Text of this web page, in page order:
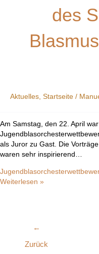
des
Aktuelles, Startseite /
Am Samstag, den 22. April
als Juror zu Gast. Die
waren sehr inspirierend…
Weiterlesen »
←
Zurück